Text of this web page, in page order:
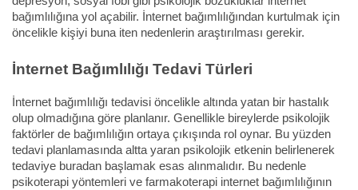
bağımlılığına yol açabilir. İnternet bağımlılığından kurtulmak için
öncelikle kişiyi buna iten nedenlerin araştırılması gerekir.
İnternet Bağımlılığı Tedavi Türleri
İnternet bağımlılığı tedavisi öncelikle altında yatan bir hastalık
olup olmadığına göre planlanır. Genellikle bireylerde psikolojik
faktörler de bağımlılığın ortaya çıkışında rol oynar. Bu yüzden
tedavi planlamasında altta yaran psikolojik etkenin belirlenerek
tedaviye buradan başlamak esas alınmalıdır. Bu nedenle
psikoterapi yöntemleri ve farmakoterapi internet bağımlılığının